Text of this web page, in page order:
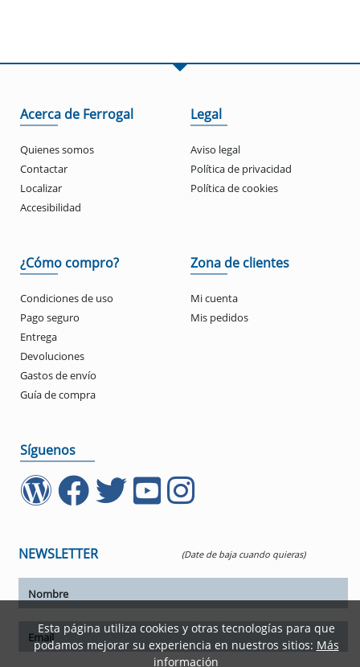
Acerca de Ferrogal
Quienes somos
Contactar
Localizar
Accesibilidad
Legal
Aviso legal
Política de privacidad
Política de cookies
¿Cómo compro?
Condiciones de uso
Pago seguro
Entrega
Devoluciones
Gastos de envío
Guía de compra
Zona de clientes
Mi cuenta
Mis pedidos
Síguenos
NEWSLETTER (Date de baja cuando quieras)
Esta página utiliza cookies y otras tecnologías para que
podamos mejorar su experiencia en nuestros sitios: Más
información